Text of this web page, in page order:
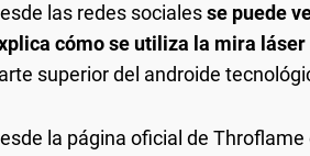
las redes socialesse puede
cómo se utiliza la mira láser
superior del androide
la página oficial de